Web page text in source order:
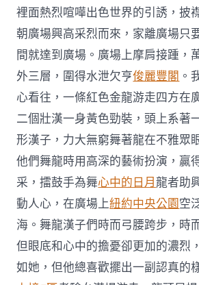
裡面熱烈喧嘩出色世界的引誘，披
朝廣場興高采烈而來，家離廣場只
間就達到廣場。廣場上摩肩接踵，
外三層，圍得水泄欠亨俊麗豐閣 。
心看往，一條紅色金龍游走四方在
二個壯漢一身黃色勁裝，頭上系著
形漢子，力大無窮舞著龍在不雅眾
他們舞龍時用高深的藝術扮演，贏
采，擂鼓手為舞心中的日月龍者助
動人心，在廣場上紐約中央公園空
海。舞龍漢子們時而弓腰跨步，時
但眼底和心中的擔憂卻更加的濃烈
如她，但他總喜歡擺出一副認真的